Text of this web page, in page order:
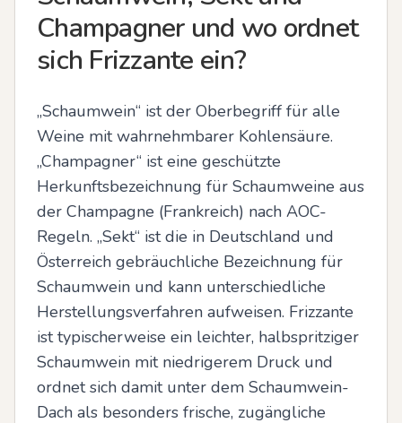
Champagner und wo ordnet
sich Frizzante ein?
„Schaumwein“ ist der Oberbegriff für alle
Weine mit wahrnehmbarer Kohlensäure.
„Champagner“ ist eine geschützte
Herkunftsbezeichnung für Schaumweine aus
der Champagne (Frankreich) nach AOC-
Regeln. „Sekt“ ist die in Deutschland und
Österreich gebräuchliche Bezeichnung für
Schaumwein und kann unterschiedliche
Herstellungsverfahren aufweisen. Frizzante
ist typischerweise ein leichter, halbspritziger
Schaumwein mit niedrigerem Druck und
ordnet sich damit unter dem Schaumwein-
Dach als besonders frische, zugängliche